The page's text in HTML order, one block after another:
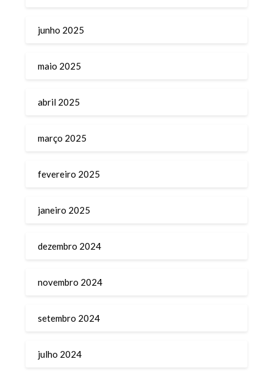
junho 2025
maio 2025
abril 2025
março 2025
fevereiro 2025
janeiro 2025
dezembro 2024
novembro 2024
setembro 2024
julho 2024